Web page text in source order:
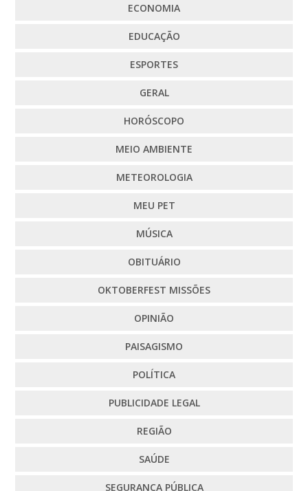
ECONOMIA
EDUCAÇÃO
ESPORTES
GERAL
HORÓSCOPO
MEIO AMBIENTE
METEOROLOGIA
MEU PET
MÚSICA
OBITUÁRIO
OKTOBERFEST MISSÕES
OPINIÃO
PAISAGISMO
POLÍTICA
PUBLICIDADE LEGAL
REGIÃO
SAÚDE
SEGURANÇA PÚBLICA